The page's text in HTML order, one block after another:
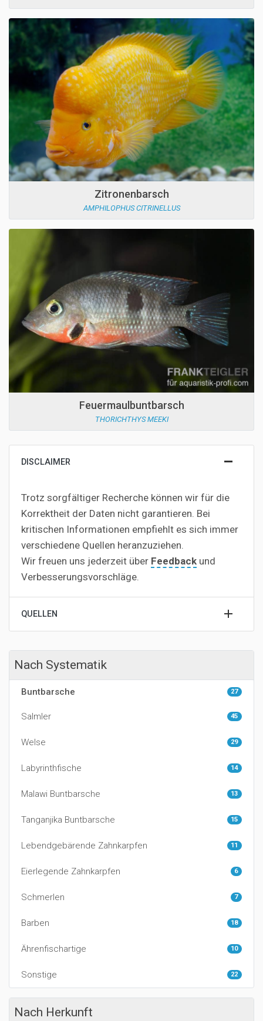
Zitronenbarsch
AMPHILOPHUS CITRINELLUS
Feuermaulbuntbarsch
THORICHTHYS MEEKI
DISCLAIMER
Trotz sorgfältiger Recherche können wir für die
Korrektheit der Daten nicht garantieren. Bei
kritischen Informationen empfiehlt es sich immer
verschiedene Quellen heranzuziehen.
Wir freuen uns jederzeit über Feedback und
Verbesserungsvorschläge.
QUELLEN
Nach Systematik
Buntbarsche 27
Salmler 45
Welse 29
Labyrinthfische 14
Malawi Buntbarsche 13
Tanganjika Buntbarsche 15
Lebendgebärende Zahnkarpfen 11
Eierlegende Zahnkarpfen 6
Schmerlen 7
Barben 18
Ährenfischartige 10
Sonstige 22
Nach Herkunft